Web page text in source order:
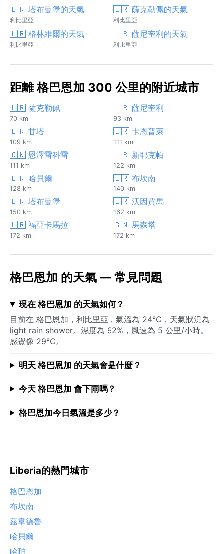
🇱🇷 塔布曼堡的天氣
利比里亞
🇱🇷 薩克勒佩的天氣
利比里亞
🇱🇷 格林維爾的天氣
利比里亞
🇱🇷 薩尼奎利的天氣
利比里亞
距離 格巴恩加 300 公里的附近城市
🇱🇷 薩克勒佩
70 km
🇱🇷 薩尼奎利
93 km
🇱🇷 甘塔
109 km
🇱🇷 卡恩普萊
111 km
🇬🇳 恩澤雷科雷
111 km
🇱🇷 新耶克帕
122 km
🇱🇷 哈貝爾
128 km
🇱🇷 布坎南
140 km
🇱🇷 塔布曼堡
150 km
🇱🇷 沃因賈馬
162 km
🇱🇷 福亞卡馬拉
172 km
🇬🇳 馬森塔
172 km
格巴恩加 的天氣 — 常見問題
現在 格巴恩加 的天氣如何？
目前在 格巴恩加，利比里亞，氣溫為 24°C，天氣狀況為
light rain shower。濕度為 92%，風速為 5 公里/小時。
感覺像 29°C。
明天 格巴恩加 的天氣會是什麼？
今天 格巴恩加 會下雨嗎？
格巴恩加今日氣溫是多少？
Liberia的熱門城市
格巴恩加
布坎南
茲韋德魯
哈貝爾
哈珀